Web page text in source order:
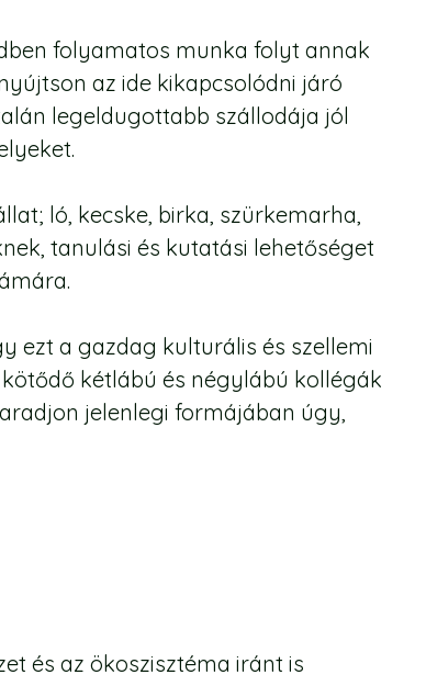
folyamatos munka folyt annak
az ide kikapcsolódni járó
legeldugottabb szállodája jól
ló, kecske, birka, szürkemarha,
tanulási és kutatási lehetőséget
ezt a gazdag kulturális és szellemi
kétlábú és négylábú kollégák
jelenlegi formájában úgy,
és az ökoszisztéma iránt is